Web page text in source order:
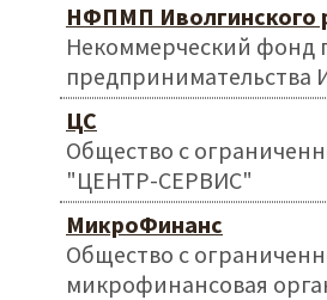
НФПМП Иволгинского
Некоммерческий фонд
предпринимательства
ЦС
Общество с
"ЦЕНТР-СЕРВИС"
МикроФинанс
Общество с
микрофинансовая